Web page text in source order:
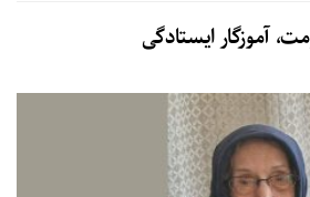
آموزگار ایستادگی